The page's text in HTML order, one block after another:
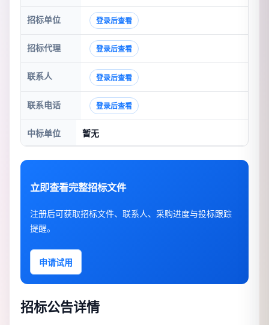
招标单位 登录后查看
招标代理 登录后查看
联系人 登录后查看
联系电话 登录后查看
中标单位 暂无
立即查看完整招标文件
注册后可获取招标文件、联系人、采购进度与投标跟踪
提醒。
申请试用
招标公告详情